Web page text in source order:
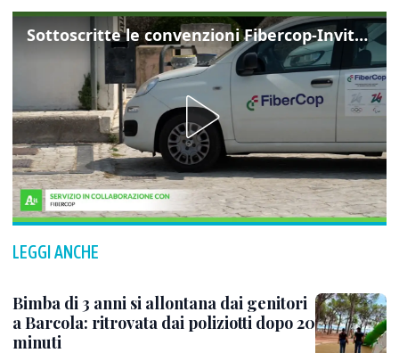
Sottoscritte le convenzioni Fibercop-Invitalia, fibra ottica per 477 mila civici
LEGGI ANCHE
Bimba di 3 anni si allontana dai genitori
a Barcola: ritrovata dai poliziotti dopo 20
minuti